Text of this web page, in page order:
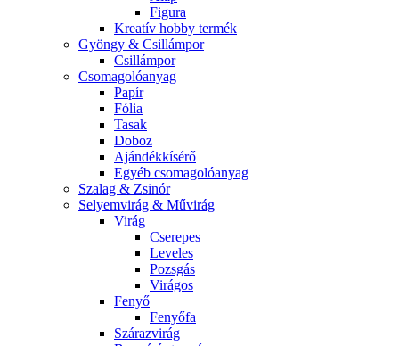
Figura
Kreatív hobby termék
Gyöngy & Csillámpor
Csillámpor
Csomagolóanyag
Papír
Fólia
Tasak
Doboz
Ajándékkísérő
Egyéb csomagolóanyag
Szalag & Zsinór
Selyemvirág & Művirág
Virág
Cserepes
Leveles
Pozsgás
Virágos
Fenyő
Fenyőfa
Szárazvirág